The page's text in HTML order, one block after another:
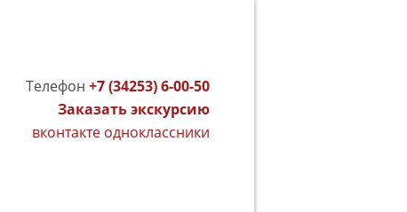
Телефон +7 (34253) 6-00-50
Заказать экскурсию
вконтакте одноклассники